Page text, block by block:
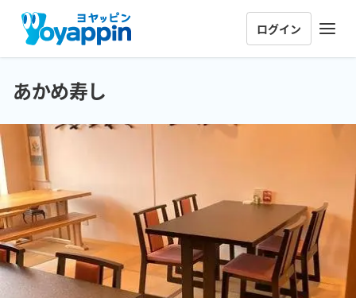
ログイン
あかめ寿し